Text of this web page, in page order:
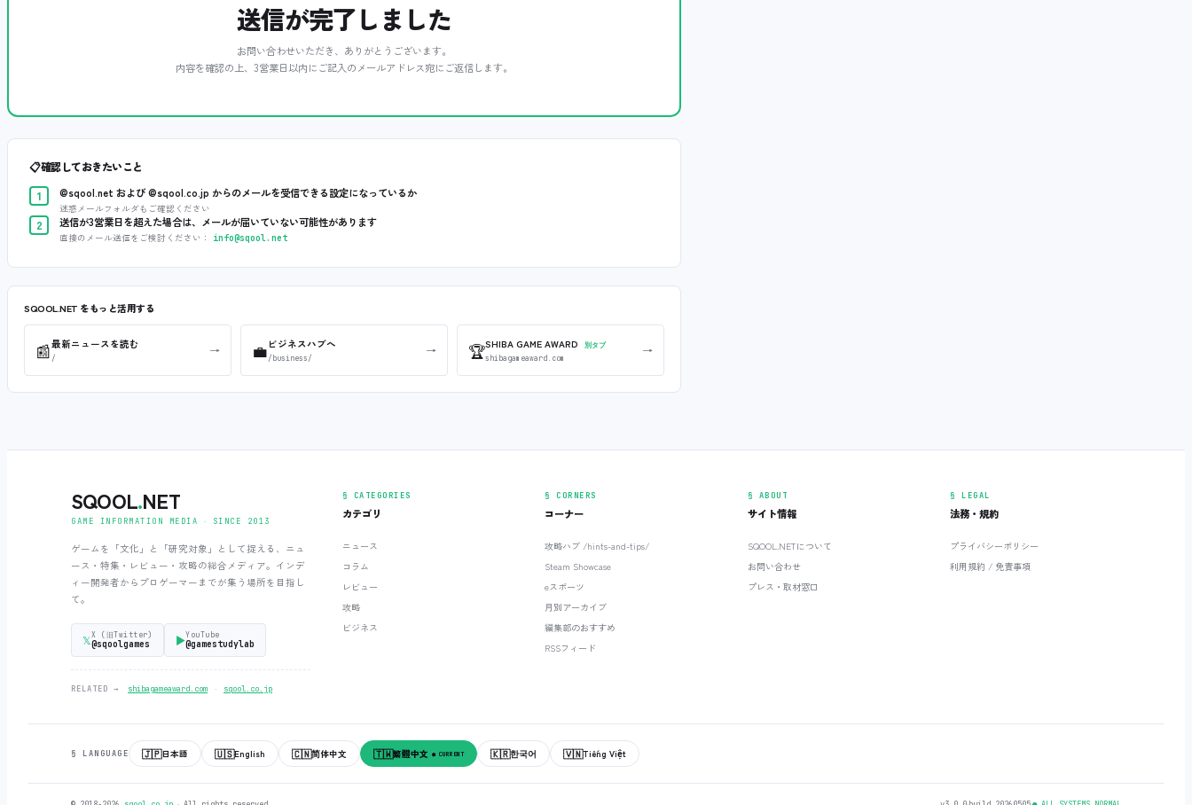
送信が完了しました
お問い合わせいただき、ありがとうございます。
内容を確認の上、3営業日以内にご記入のメールアドレス宛にご返信します。
📋確認しておきたいこと
1
@sqool.net および @sqool.co.jp からのメールを受信できる設定になっているか
迷惑メールフォルダもご確認ください
2 送信が3営業日を超えた場合は、メールが届いていない可能性があります
直接のメール送信をご検討ください： info@sqool.net
SQOOL.NET をもっと活用する
📰最新ニュースを読む
/ → 💼 ビジネスハブへ
/business/ → 🏆SHIBA GAME AWARD
別タブ
shibagameaward.com
→
SQOOL.NET
GAME INFORMATION MEDIA ‧ SINCE 2013
ゲームを「文化」と「研究対象」として捉える、ニュ
ース・特集・レビュー・攻略の総合メディア。インデ
ィー開発者からプロゲーマーまでが集う場所を目指し
て。
𝕏X (旧Twitter)
@sqoolgames ▶YouTube
@gamestudylab
RELATED → shibagameaward.com ‧ sqool.co.jp
§ CATEGORIES
カテゴリ
ニュース
コラム
レビュー
攻略
ビジネス
§ CORNERS
コーナー
攻略ハブ /hints-and-tips/
Steam Showcase
eスポーツ
月別アーカイブ
編集部のおすすめ
RSSフィード
§ ABOUT
サイト情報
SQOOL.NETについて
お問い合わせ
プレス・取材窓口
§ LEGAL
法務・規約
プライバシーポリシー
利用規約 / 免責事項
§ LANGUAGE 🇯🇵日本語 🇺🇸English 🇨🇳简体中文 🇹🇼繁體中文 ● CURRENT 🇰🇷한국어 🇻🇳Tiếng Việt